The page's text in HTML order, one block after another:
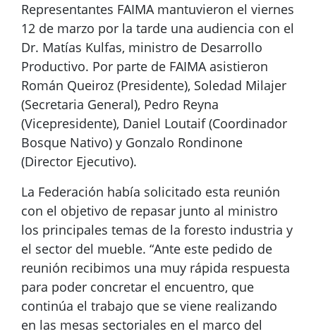
Representantes FAIMA mantuvieron el viernes
12 de marzo por la tarde una audiencia con el
Dr. Matías Kulfas, ministro de Desarrollo
Productivo. Por parte de FAIMA asistieron
Román Queiroz (Presidente), Soledad Milajer
(Secretaria General), Pedro Reyna
(Vicepresidente), Daniel Loutaif (Coordinador
Bosque Nativo) y Gonzalo Rondinone
(Director Ejecutivo).
La Federación había solicitado esta reunión
con el objetivo de repasar junto al ministro
los principales temas de la foresto industria y
el sector del mueble. “Ante este pedido de
reunión recibimos una muy rápida respuesta
para poder concretar el encuentro, que
continúa el trabajo que se viene realizando
en las mesas sectoriales en el marco del